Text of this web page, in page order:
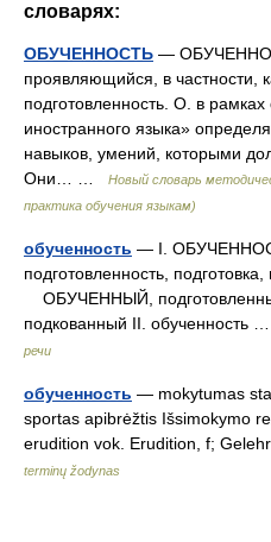
словарях:
ОБУЧЕННОСТЬ —
проявляющийся, в частности,
подготовленность. О. в
иностранного языка»
навыков, умений, которыми
Они… …
Новый словарь
практика обучения языкам)
обученность — I.
подготовленность,
ОБУЧЕННЫЙ,
подкованный II. обученность
речи
обученность — mokytumas
sportas apibrėžtis Išsimokymo
erudition vok. Erudition, f;
terminų žodynas